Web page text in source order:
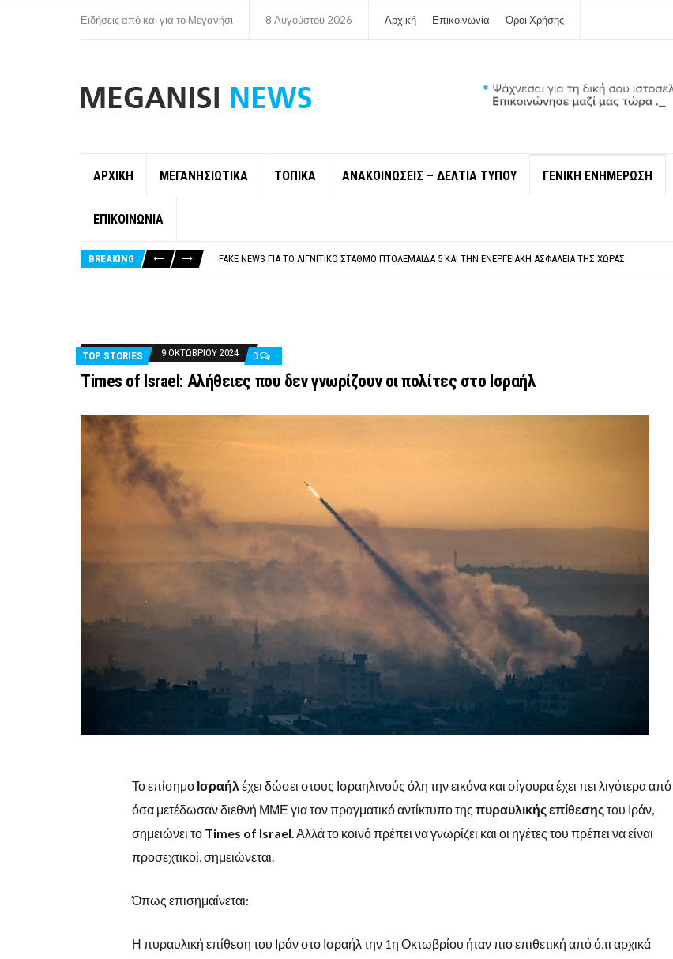
Ειδήσεις από και για το Μεγανήσι 8 Αυγούστου 2026 Αρχική Επικοινωνία Όροι Χρήσης
ΑΡΧΙΚΗ ΜΕΓΑΝΗΣΙΩΤΙΚΑ ΤΟΠΙΚΑ ΑΝΑΚΟΙΝΩΣΕΙΣ – ΔΕΛΤΙΑ ΤΥΠΟΥ ΓΕΝΙΚΗ ΕΝΗΜΕΡΩΣΗ
ΕΠΙΚΟΙΝΩΝΙΑ
BREAKING
FAKE NEWS ΓΙΑ ΤΟ ΛΙΓΝΙΤΙΚΌ ΣΤΑΘΜΌ ΠΤΟΛΕΜΑΪ́ΔΑ 5 ΚΑΙ ΤΗΝ ΕΝΕΡΓΕΙΑΚΉ ΑΣΦΆΛΕΙΑ ΤΗΣ ΧΏΡΑΣ
TOP STORIES 9 ΟΚΤΩΒΡΊΟΥ 2024 0
Times of Israel: Αλήθειες που δεν γνωρίζουν οι πολίτες στο Ισραήλ
Το επίσημο Ισραήλ έχει δώσει στους Ισραηλινούς όλη την εικόνα και σίγουρα έχει πει λιγότερα από
όσα μετέδωσαν διεθνή ΜΜΕ για τον πραγματικό αντίκτυπο της πυραυλικής επίθεσηςτου Ιράν,
σημειώνει το Times of Israel . Αλλά το κοινό πρέπει να γνωρίζει και οι ηγέτες του πρέπει να είναι
προσεχτικοί, σημειώνεται.
Όπως επισημαίνεται:
Η πυραυλική επίθεση του Ιράν στο Ισραήλ την 1η Οκτωβρίου ήταν πιο επιθετική από ό,τι αρχικά